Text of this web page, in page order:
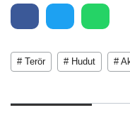
# Terör # Hudut #